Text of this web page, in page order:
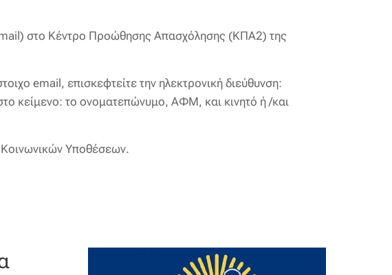
στο Κέντρο Προώθησης Απασχόλησης (ΚΠΑ2) της
email, επισκεφτείτε την ηλεκτρονική διεύθυνση:
κείμενο: το ονοματεπώνυμο, ΑΦΜ, και κινητό ή /και
Κοινωνικών Υποθέσεων.